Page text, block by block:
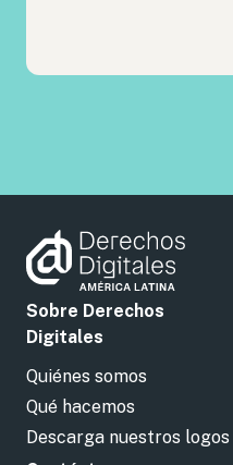
Sobre Derechos
Digitales
Quiénes somos
Qué hacemos
Descarga nuestros logos